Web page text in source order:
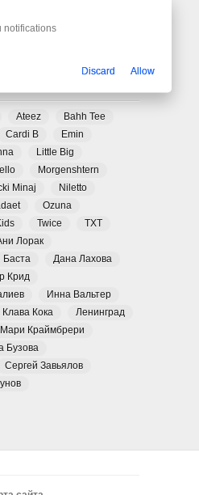
Ateez
Bahh Tee
Cardi B
Emin
Little Big
Morgenshtern
Minaj
Niletto
Ozuna
Twice
TXT
Лорак
Баста
Дана Лахова
Крид
Инна Вальтер
Клава Кока
Ленинград
Мари Краймбрери
Бузова
Сергей Завьялов
notifications
Discard Allow